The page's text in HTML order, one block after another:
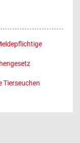
Tierseuchen